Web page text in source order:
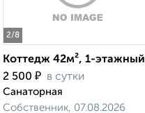
2/8
Коттедж 42м², 1-
2 500 ₽ в сутки
Санаторная
Собственник, 07.08.2026